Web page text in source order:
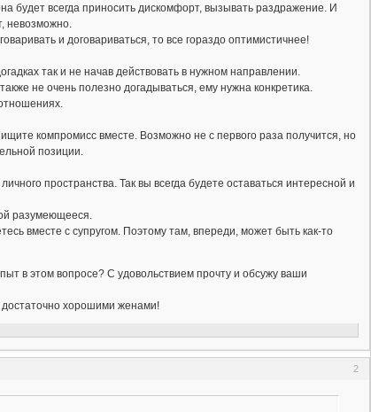
будет всегда приносить дискомфорт, вызывать раздражение. И
невозможно.
и договариваться, то все гораздо оптимистичнее!
так и не начав действовать в нужном направлении.
не очень полезно догадываться, ему нужна конкретика.
компромисс вместе. Возможно не с первого раза получится, но
позиции.
пространства. Так вы всегда будете оставаться интересной и
разумеющееся.
вместе с супругом. Поэтому там, впереди, может быть как-то
в этом вопросе? С удовольствием прочту и обсужу ваши
хорошими женами!
2